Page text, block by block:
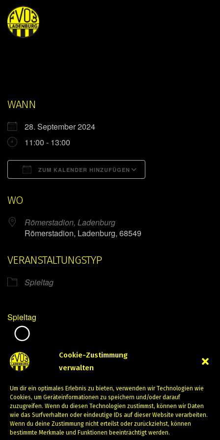
Cookie-Zustimmung
verwalten
Um dir ein optimales Erlebnis zu bieten, verwenden wir Technologien wie
Cookies, um Geräteinformationen zu speichern und/oder darauf
zuzugreifen. Wenn du diesen Technologien zustimmst, können wir Daten
wie das Surfverhalten oder eindeutige IDs auf dieser Website verarbeiten.
Wenn du deine Zustimmung nicht erteilst oder zurückziehst, können
bestimmte Merkmale und Funktionen beeinträchtigt werden.
WANN
28. September 2024
11:00 - 13:00
ZUM KALENDER HINZUFÜGEN
WO
Römerstadion, Ladenburg
Römerstadion, Ladenburg, 68549
VERANSTALTUNGSTYP
Spieltag
Spieltag
September 28, 2024
PREVIOUS